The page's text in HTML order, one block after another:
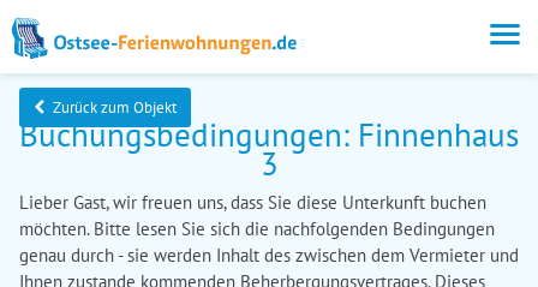
Zurück zum Objekt
Buchungsbedingungen: Finnenhaus
3
Lieber Gast, wir freuen uns, dass Sie diese Unterkunft buchen
möchten. Bitte lesen Sie sich die nachfolgenden Bedingungen
genau durch - sie werden Inhalt des zwischen dem Vermieter und
Ihnen zustande kommenden Beherbergungsvertrages. Dieses